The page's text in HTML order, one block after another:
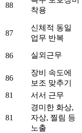
88
착용
87
신체적 동일
업무 반복
86 실외근무
86
장비 속도에
보조 맞추기
81
서서 근무
81
경미한 화상,
자상, 찔림 등
노출